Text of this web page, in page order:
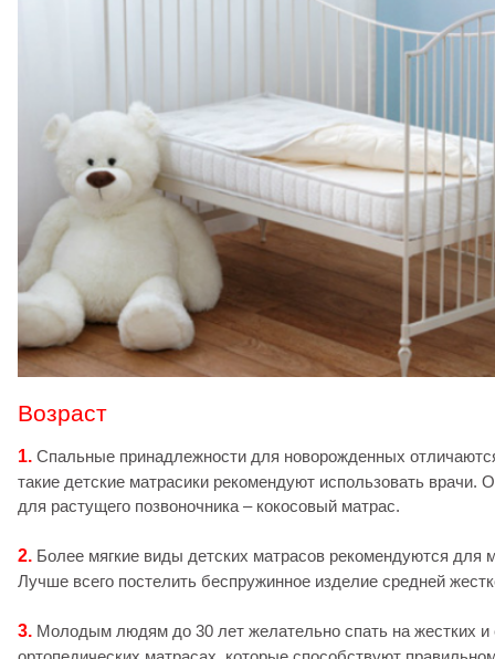
Возраст
1. Спальные принадлежности для новорожденных
такие детские матрасики рекомендуют использовать врачи.
для растущего позвоночника – кокосовый матрас.
2. Более мягкие виды детских матрасов рекомендуются для
Лучше всего постелить беспружинное изделие средней
3. Молодым людям до 30 лет желательно спать на жестких и